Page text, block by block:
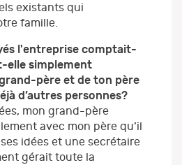
existants qui
famille.
l'entreprise comptait-
elle simplement
père et de ton père
d’autres personnes?
mon grand-père
avec mon père qu’il
idées et une secrétaire
gérait toute la